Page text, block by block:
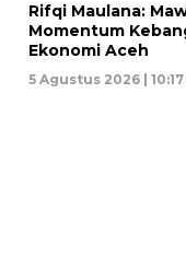
Rifqi Maulana:
Momentum
Ekonomi Aceh
5 Agustus 2026 |